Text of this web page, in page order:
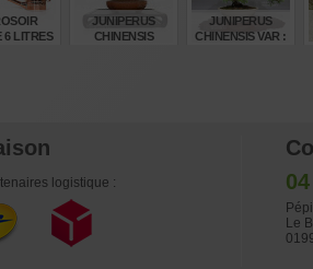
6 LITRES
JUNIPERUS
CHINENSIS
JUNIPERUS
CHINENSIS VAR :
logistique :
Le